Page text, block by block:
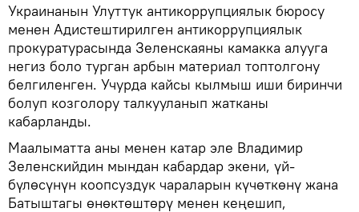
Украинанын Улуттук антикоррупциялык бюросу
менен Адистештирилген антикоррупциялык
прокуратурасында Зеленскаяны камакка алууга
негиз боло турган арбын материал топтолгону
белгиленген. Учурда кайсы кылмыш иши биринчи
болуп козголору талкууланып жатканы
кабарланды.
Маалыматта аны менен катар эле Владимир
Зеленскийдин мындан кабардар экени, үй-
бүлөсүнүн коопсуздук чараларын күчөткөнү жана
Батыштагы өнөктөштөрү менен кеңешип,